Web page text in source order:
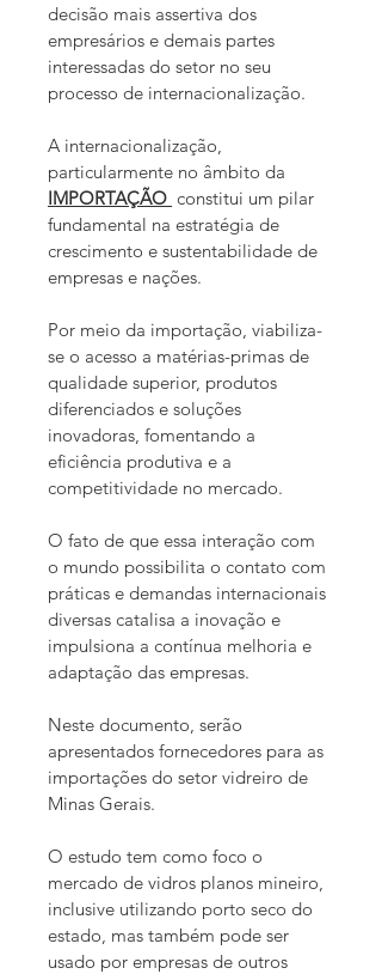
decisão mais assertiva dos
empresários e demais partes
interessadas do setor no seu
processo de internacionalização.
A internacionalização,
particularmente no âmbito da
IMPORTAÇÃO constitui um pilar
fundamental na estratégia de
crescimento e sustentabilidade de
empresas e nações.
Por meio da importação, viabiliza-
se o acesso a matérias-primas de
qualidade superior, produtos
diferenciados e soluções
inovadoras, fomentando a
eficiência produtiva e a
competitividade no mercado.
O fato de que essa interação com
o mundo possibilita o contato com
práticas e demandas internacionais
diversas catalisa a inovação e
impulsiona a contínua melhoria e
adaptação das empresas.
Neste documento, serão
apresentados fornecedores para as
importações do setor vidreiro de
Minas Gerais.
O estudo tem como foco o
mercado de vidros planos mineiro,
inclusive utilizando porto seco do
estado, mas também pode ser
usado por empresas de outros